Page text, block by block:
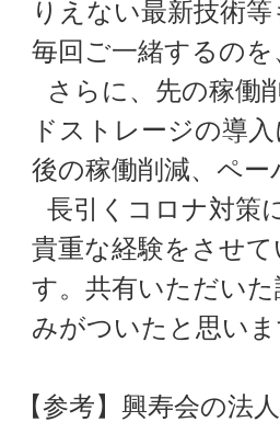
りえない最新技術
毎回ご一緒するの
さらに、先の稼働
ドストレージの導
後の稼働削減、ペ
長引くコロナ対策
貴重な経験をさせ
す。共有いただい
みがついたと思いま
【参考】興寿会の法